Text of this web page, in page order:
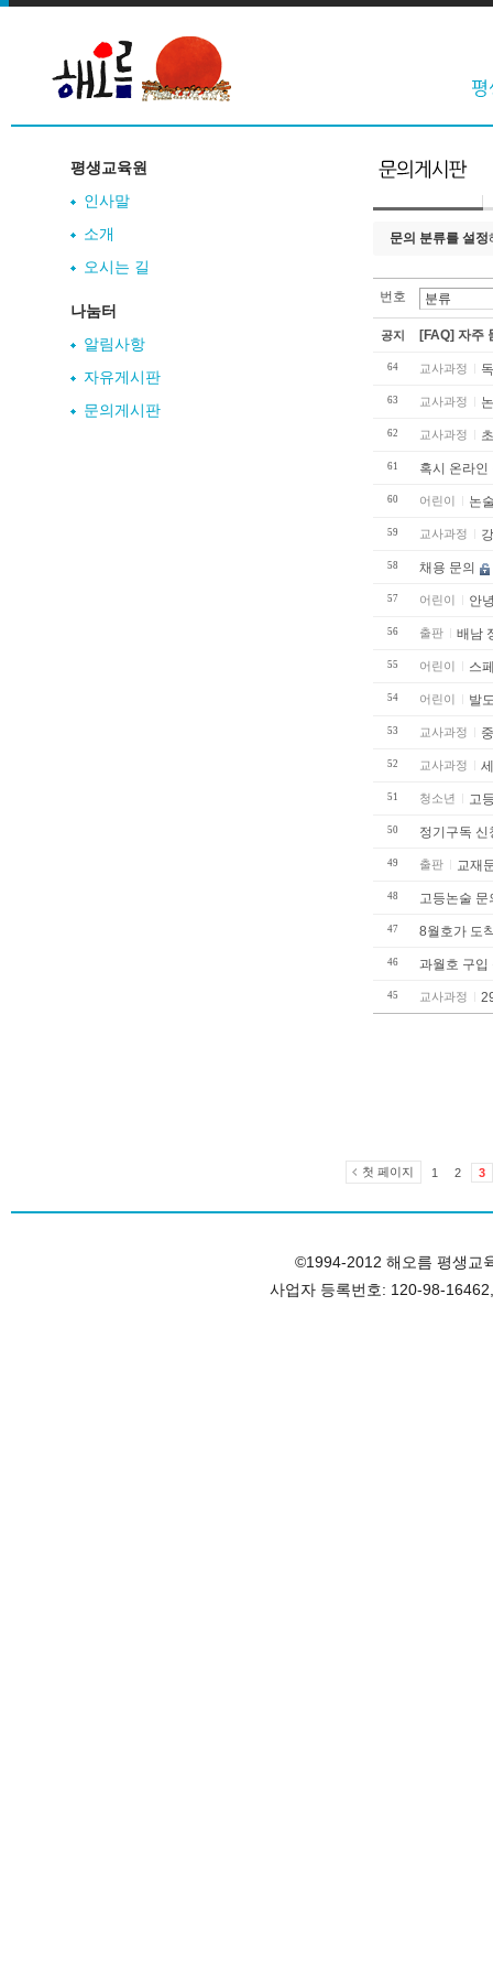
평생교육원
인사말
소개
오시는 길
나눔터
알림사항
자유게시판
문의게시판
문의 분류를 설정
번호
공지 [FAQ] 자주
64 교사과정
63 교사과정
62 교사과정
61 혹시 온라인
60 어린이 논
59 교사과정
58 채용 문의
57 어린이 안
56 출판 배남
55 어린이 스
54 어린이 발
53 교사과정
52 교사과정
51 청소년
50 정기구독 신
49 출판 교재
48 고등논술 문
47 8월호가 도
46 과월호 구입
45 교사과정
첫 페이지 1 2 3
©1994-2012 해오름 평생교
사업자 등록번호: 120-98-